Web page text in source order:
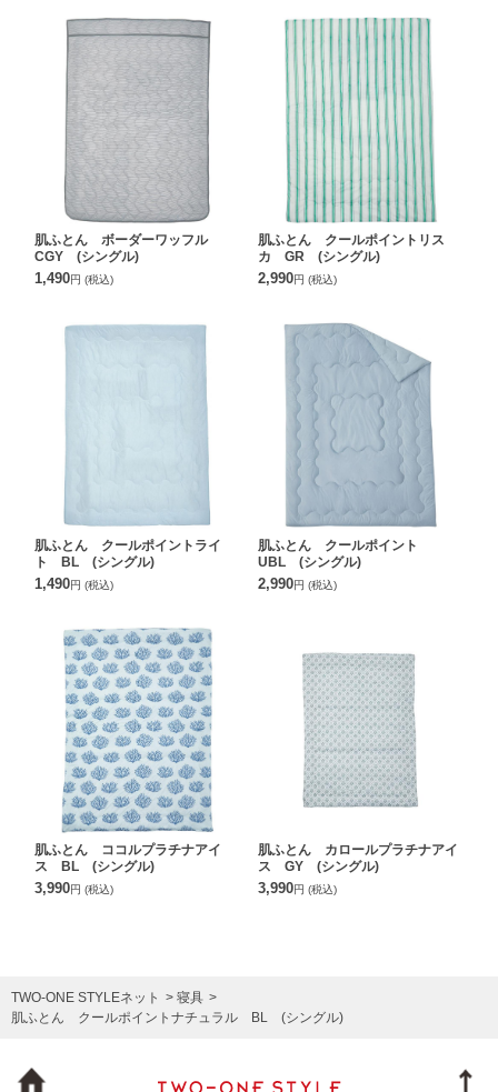
肌ふとん ボーダーワッフル
CGY (シングル)
1,490円 (税込)
肌ふとん クールポイントリス
カ GR (シングル)
2,990円 (税込)
肌ふとん クールポイントライ
ト BL (シングル)
1,490円 (税込)
肌ふとん クールポイント
UBL (シングル)
2,990円 (税込)
肌ふとん ココルプラチナアイ
ス BL (シングル)
3,990円 (税込)
肌ふとん カロールプラチナアイ
ス GY (シングル)
3,990円 (税込)
TWO-ONE STYLEネット
寝具
肌ふとん クールポイントナチュラル BL (シングル)